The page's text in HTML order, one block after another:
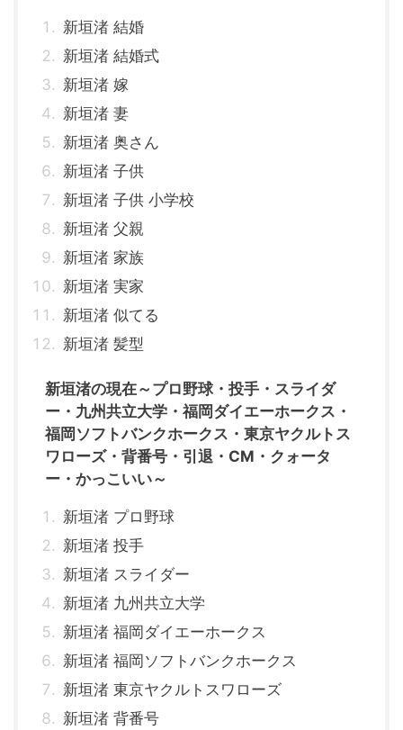
新垣渚 結婚
新垣渚 結婚式
新垣渚 嫁
新垣渚 妻
新垣渚 奥さん
新垣渚 子供
新垣渚 子供 小学校
新垣渚 父親
新垣渚 家族
新垣渚 実家
新垣渚 似てる
新垣渚 髪型
新垣渚の現在～プロ野球・投手・スライダ
ー・九州共立大学・福岡ダイエーホークス・
福岡ソフトバンクホークス・東京ヤクルトス
ワローズ・背番号・引退・CM・クォータ
ー・かっこいい～
新垣渚 プロ野球
新垣渚 投手
新垣渚 スライダー
新垣渚 九州共立大学
新垣渚 福岡ダイエーホークス
新垣渚 福岡ソフトバンクホークス
新垣渚 東京ヤクルトスワローズ
新垣渚 背番号